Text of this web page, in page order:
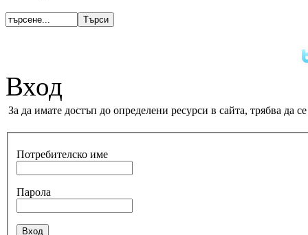
Вход
За да имате достъп до определени ресурси в сайта, трябва да
Потребителско име
Парола